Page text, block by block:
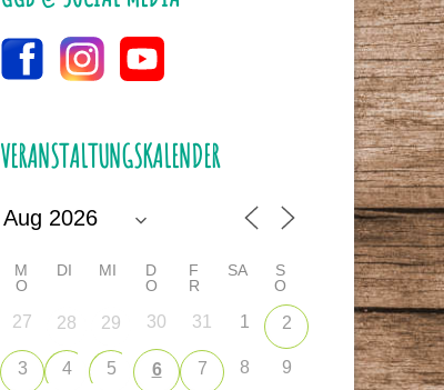
VERANSTALTUNGSKALENDER
M
O
DI MI
D
O
F
R
SA
S
O
27 28 29 30 31 1 2
3 4 5 6 7 8 9